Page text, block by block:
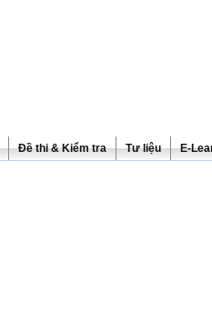
Đề thi & Kiểm tra Tư liệu E-